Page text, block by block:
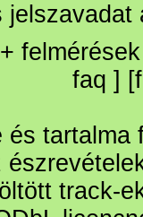
+ felmérések
faq ] [
és
track-